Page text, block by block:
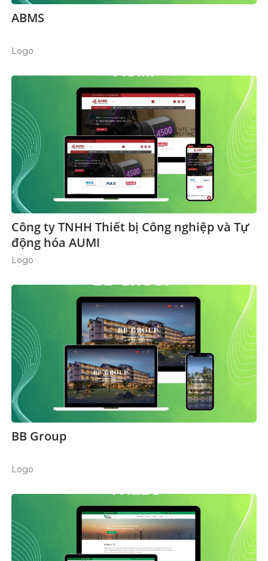
ABMS
Logo
Công ty TNHH Thiết bị Công nghiệp và Tự
động hóa AUMI
Logo
BB Group
Logo